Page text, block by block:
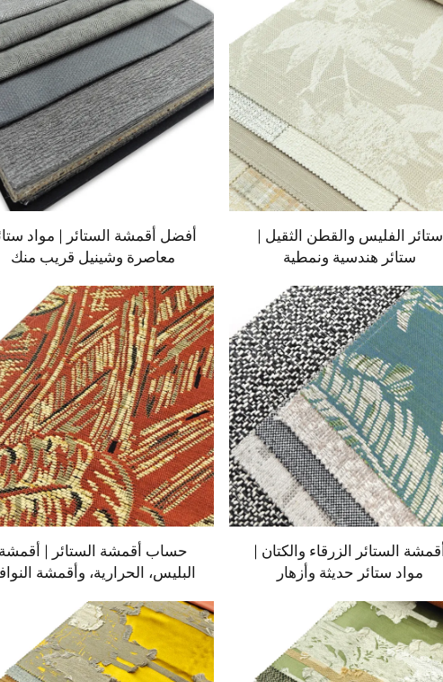
أفضل أقمشة الستائر | مواد
معاصرة وشينيل قريب منك
ستائر الفليس والقطن الثقيل |
ستائر هندسية ونمطية
حساب أقمشة الستائر |
البليس، الحرارية، وأقمشة
أقمشة الستائر الزرقاء والكتان |
مواد ستائر حديثة وأزهار